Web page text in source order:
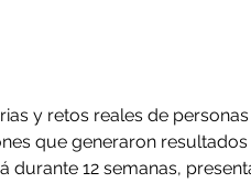
y retos reales de
que generaron
durante 12 semanas,